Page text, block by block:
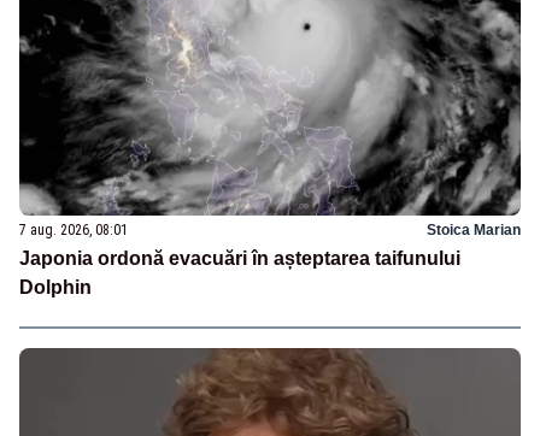
7 aug. 2026, 08:01 Stoica Marian
Japonia ordonă evacuări în așteptarea taifunului
Dolphin